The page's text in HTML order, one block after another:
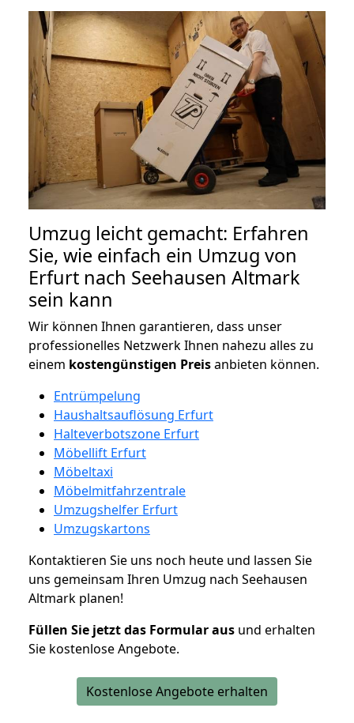
Umzug leicht gemacht: Erfahren
Sie, wie einfach ein Umzug von
Erfurt nach Seehausen Altmark
sein kann
Wir können Ihnen garantieren, dass unser
professionelles Netzwerk Ihnen nahezu alles zu
einem kostengünstigen Preisanbieten können.
Entrümpelung
Haushaltsauflösung Erfurt
Halteverbotszone Erfurt
Möbellift Erfurt
Möbeltaxi
Möbelmitfahrzentrale
Umzugshelfer Erfurt
Umzugskartons
Kontaktieren Sie uns noch heute und lassen Sie
uns gemeinsam Ihren Umzug nach Seehausen
Altmark planen!
Füllen Sie jetzt das Formular aus und erhalten
Sie kostenlose Angebote.
Kostenlose Angebote erhalten